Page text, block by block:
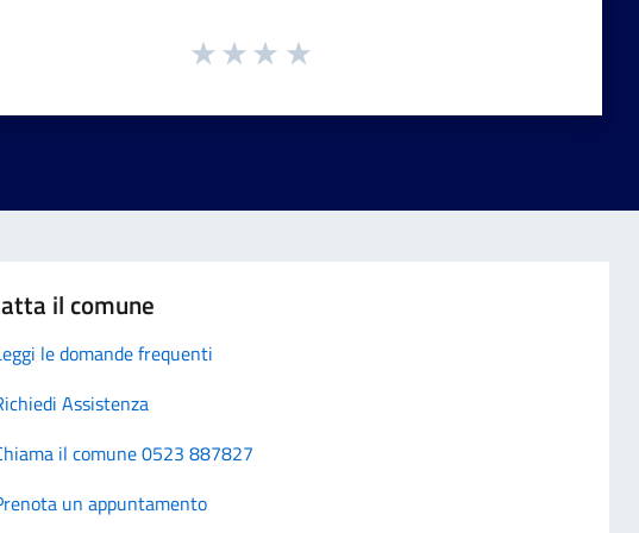
il comune
le domande frequenti
Assistenza
il comune 0523 887827
un appuntamento